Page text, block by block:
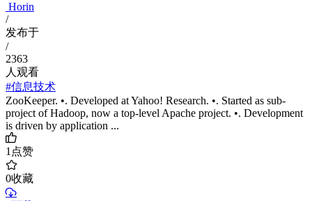
Horin
/
发布于
/
2363
人观看
#信息技术
ZooKeeper. •. Developed at Yahoo! Research. •. Started as sub-
project of Hadoop, now a top-level Apache project. •. Development
is driven by application ...
1点赞
0收藏